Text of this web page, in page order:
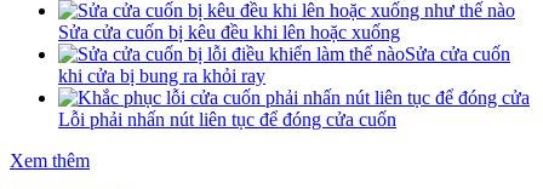
Sửa cửa cuốn bị kêu đều khi lên hoặc xuống
Sửa cửa cuốn
khi cửa bị bung ra khỏi ray
Lỗi phải nhấn nút liên tục để đóng cửa cuốn
Xem thêm